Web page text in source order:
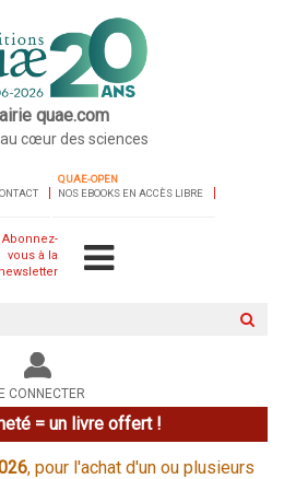
quae.com
au cœur des sciences
QUAE-OPEN
NOS EBOOKS EN ACCÈS LIBRE
Abonnez-
vous à la
newsletter
le
site
CONNECTER
= un livre offert !
, pour l'achat d'un ou plusieurs